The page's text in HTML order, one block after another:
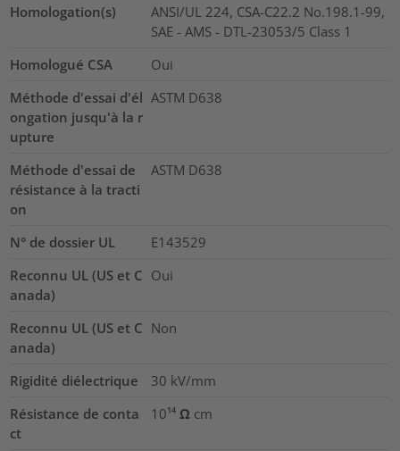
Homologation(s)
ANSI/UL 224, CSA-C22.2 No.198.1-99,
SAE - AMS - DTL-23053/5 Class 1
Homologué CSA
Oui
Méthode d'essai d'él
ongation jusqu'à la r
upture
ASTM D638
Méthode d'essai de
résistance à la tracti
on
ASTM D638
N° de dossier UL
E143529
Reconnu UL (US et C
anada)
Oui
Reconnu UL (US et C
anada)
Non
Rigidité diélectrique 30 kV/mm
Résistance de conta
ct
10¹⁴ Ω cm